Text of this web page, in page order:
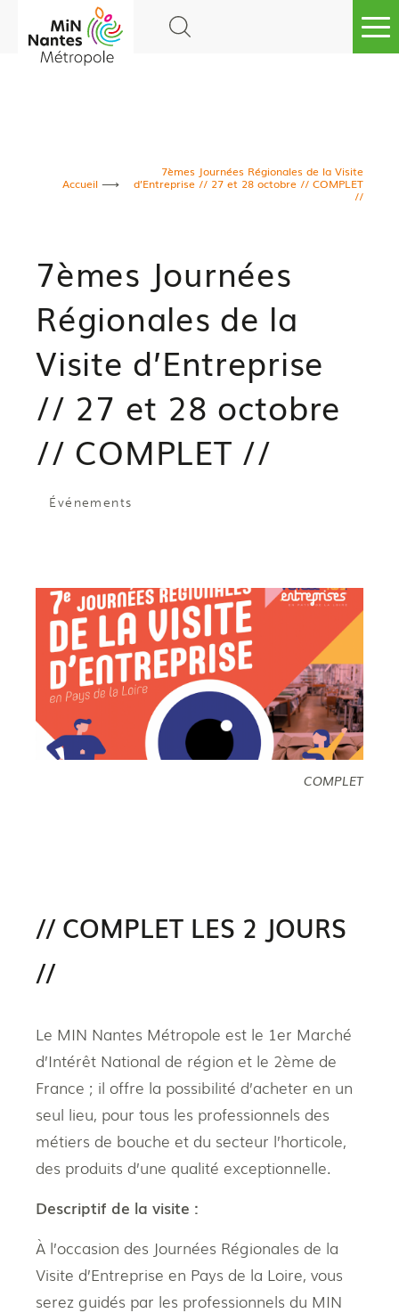
Go to
main
Accueil
7èmes Journées Régionales de la Visite
d’Entreprise // 27 et 28 octobre // COMPLET
//
7èmes Journées
Régionales de la
Visite d’Entreprise
// 27 et 28 octobre
// COMPLET //
Événements
COMPLET
// COMPLET LES 2 JOURS
//
Le MIN Nantes Métropole est le 1er Marché
d’Intérêt National de région et le 2ème de
France ; il offre la possibilité d’acheter en un
seul lieu, pour tous les professionnels des
métiers de bouche et du secteur l’horticole,
des produits d’une qualité exceptionnelle.
Descriptif de la visite :
À l’occasion des Journées Régionales de la
Visite d’Entreprise en Pays de la Loire, vous
serez guidés par les professionnels du MIN